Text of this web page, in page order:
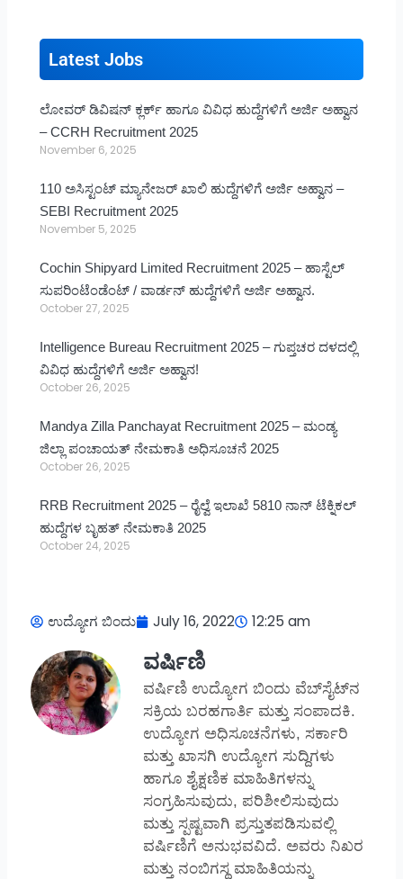
Latest Jobs
ಲೋವರ್ ಡಿವಿಷನ್ ಕ್ಲರ್ಕ್ ಹಾಗೂ ವಿವಿಧ ಹುದ್ದೆಗಳಿಗೆ ಅರ್ಜಿ ಅಹ್ವಾನ
– CCRH Recruitment 2025
November 6, 2025
110 ಅಸಿಸ್ಟಂಟ್ ಮ್ಯಾನೇಜರ್ ಖಾಲಿ ಹುದ್ದೆಗಳಿಗೆ ಅರ್ಜಿ ಅಹ್ವಾನ –
SEBI Recruitment 2025
November 5, 2025
Cochin Shipyard Limited Recruitment 2025 – ಹಾಸ್ಟೆಲ್
ಸುಪರಿಂಟೆಂಡೆಂಟ್ / ವಾರ್ಡನ್ ಹುದ್ದೆಗಳಿಗೆ ಅರ್ಜಿ ಅಹ್ವಾನ.
October 27, 2025
Intelligence Bureau Recruitment 2025 – ಗುಪ್ತಚರ ದಳದಲ್ಲಿ
ವಿವಿಧ ಹುದ್ದೆಗಳಿಗೆ ಅರ್ಜಿ ಅಹ್ವಾನ!
October 26, 2025
Mandya Zilla Panchayat Recruitment 2025 – ಮಂಡ್ಯ
ಜಿಲ್ಲಾ ಪಂಚಾಯತ್ ನೇಮಕಾತಿ ಅಧಿಸೂಚನೆ 2025
October 26, 2025
RRB Recruitment 2025 – ರೈಲ್ವೆ ಇಲಾಖೆ 5810 ನಾನ್ ಟೆಕ್ನಿಕಲ್
ಹುದ್ದೆಗಳ ಬೃಹತ್ ನೇಮಕಾತಿ 2025
October 24, 2025
ಉದ್ಯೋಗ ಬಿಂದು July 16, 2022 12:25 am
ವರ್ಷಿಣಿ
ವರ್ಷಿಣಿ ಉದ್ಯೋಗ ಬಿಂದು ವೆಬ್‌ಸೈಟ್‌ನ
ಸಕ್ರಿಯ ಬರಹಗಾರ್ತಿ ಮತ್ತು ಸಂಪಾದಕಿ.
ಉದ್ಯೋಗ ಅಧಿಸೂಚನೆಗಳು, ಸರ್ಕಾರಿ
ಮತ್ತು ಖಾಸಗಿ ಉದ್ಯೋಗ ಸುದ್ದಿಗಳು
ಹಾಗೂ ಶೈಕ್ಷಣಿಕ ಮಾಹಿತಿಗಳನ್ನು
ಸಂಗ್ರಹಿಸುವುದು, ಪರಿಶೀಲಿಸುವುದು
ಮತ್ತು ಸ್ಪಷ್ಟವಾಗಿ ಪ್ರಸ್ತುತಪಡಿಸುವಲ್ಲಿ
ವರ್ಷಿಣಿಗೆ ಅನುಭವವಿದೆ. ಅವರು ನಿಖರ
ಮತ್ತು ನಂಬಿಗಸ್ಥ ಮಾಹಿತಿಯನ್ನು